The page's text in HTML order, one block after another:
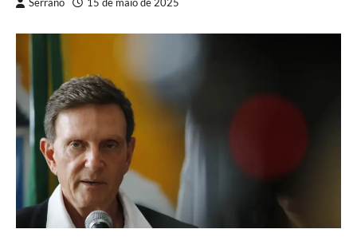
Serrano 15 de maio de 2025